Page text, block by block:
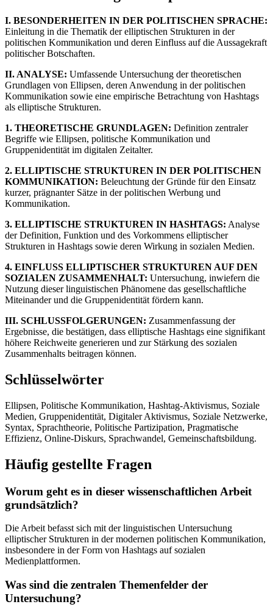
I. BESONDERHEITEN IN DER POLITISCHEN SPRACHE:
Einleitung in die Thematik der elliptischen Strukturen in der
politischen Kommunikation und deren Einfluss auf die Aussagekraft
politischer Botschaften.
II. ANALYSE: Umfassende Untersuchung der theoretischen
Grundlagen von Ellipsen, deren Anwendung in der politischen
Kommunikation sowie eine empirische Betrachtung von Hashtags
als elliptische Strukturen.
1. THEORETISCHE GRUNDLAGEN: Definition zentraler
Begriffe wie Ellipsen, politische Kommunikation und
Gruppenidentität im digitalen Zeitalter.
2. ELLIPTISCHE STRUKTUREN IN DER POLITISCHEN
KOMMUNIKATION: Beleuchtung der Gründe für den Einsatz
kurzer, prägnanter Sätze in der politischen Werbung und
Kommunikation.
3. ELLIPTISCHE STRUKTUREN IN HASHTAGS: Analyse
der Definition, Funktion und des Vorkommens elliptischer
Strukturen in Hashtags sowie deren Wirkung in sozialen Medien.
4. EINFLUSS ELLIPTISCHER STRUKTUREN AUF DEN
SOZIALEN ZUSAMMENHALT: Untersuchung, inwiefern die
Nutzung dieser linguistischen Phänomene das gesellschaftliche
Miteinander und die Gruppenidentität fördern kann.
III. SCHLUSSFOLGERUNGEN: Zusammenfassung der
Ergebnisse, die bestätigen, dass elliptische Hashtags eine signifikant
höhere Reichweite generieren und zur Stärkung des sozialen
Zusammenhalts beitragen können.
Schlüsselwörter
Ellipsen, Politische Kommunikation, Hashtag-Aktivismus, Soziale
Medien, Gruppenidentität, Digitaler Aktivismus, Soziale Netzwerke,
Syntax, Sprachtheorie, Politische Partizipation, Pragmatische
Effizienz, Online-Diskurs, Sprachwandel, Gemeinschaftsbildung.
Häufig gestellte Fragen
Worum geht es in dieser wissenschaftlichen Arbeit
grundsätzlich?
Die Arbeit befasst sich mit der linguistischen Untersuchung
elliptischer Strukturen in der modernen politischen Kommunikation,
insbesondere in der Form von Hashtags auf sozialen
Medienplattformen.
Was sind die zentralen Themenfelder der
Untersuchung?